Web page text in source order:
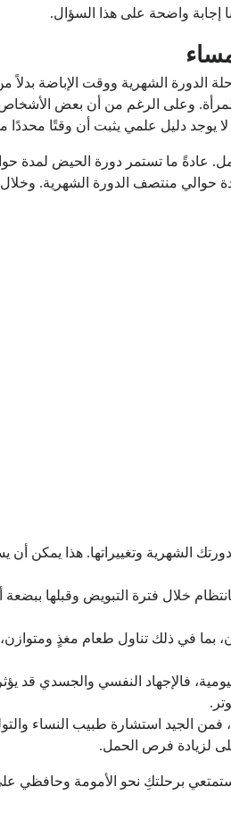
إجابة واضحة على هذا السؤال.
الشهرية ووقت الإباضة بدلاً
للمرأة. وعلى الرغم من أن بعض
لا يوجد دليل علمي يثبت أن وقتًا
حوالي منتصف الدورة الشهرية.
الشهرية وتغييراتها. هذا يمكن أن
خلال فترة التبويض وقبلها ببضعة
بما في ذلك تناول طعام مغذٍ
اليومية، فالإجهاد النفسي والجسدي
الجيد استشارة طبيب النساء
لزيادة فرص الحمل.
برحلتكِ نحو الأمومة وحافظي